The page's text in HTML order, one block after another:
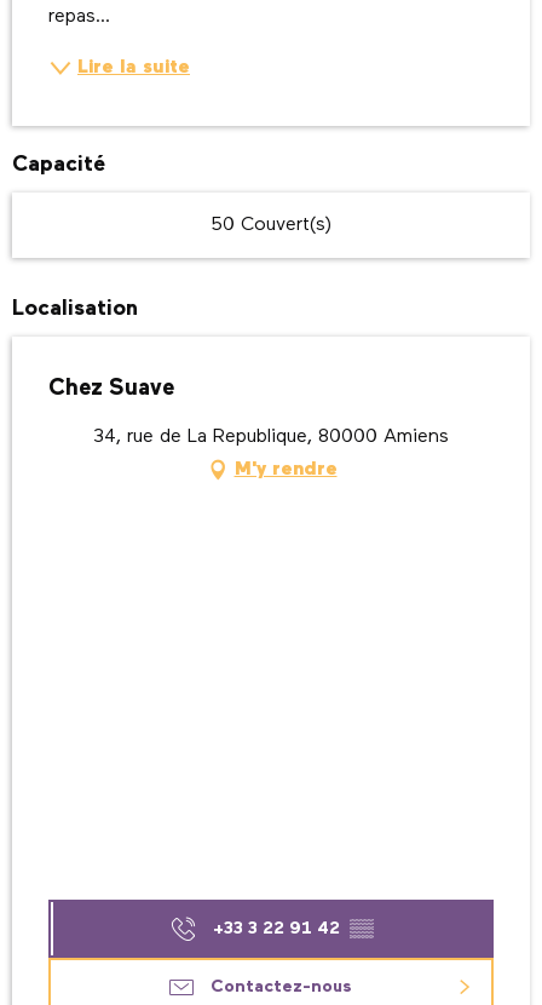
repas...
Lire la suite
Capacité
50 Couvert(s)
Localisation
Chez Suave
34, rue de La Republique, 80000 Amiens
M'y rendre
+33 3 22 91 42 ▒▒
Contactez-nous